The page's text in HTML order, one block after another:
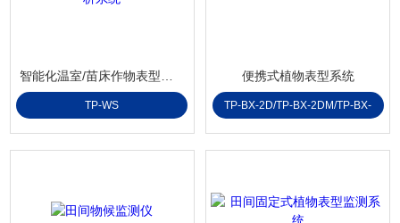
TP-WS
便携式植物表型系统
TP-BX-2D/TP-BX-2DM/TP-BX-
2DMG/TP-BX-2NT